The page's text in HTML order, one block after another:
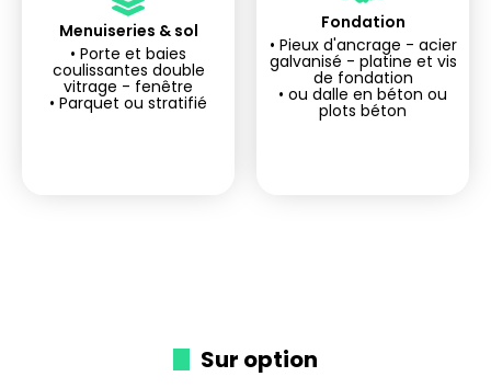
Menuiseries & sol
• Porte et baies
coulissantes double
vitrage - fenêtre
• Parquet ou stratifié
Investir l'esprit
tranquille
Fondation
• Pieux d'ancrage - acier
galvanisé - platine et vis
de fondation
• ou dalle en béton ou
plots béton
Investir l'esprit
tranquille
Sur option